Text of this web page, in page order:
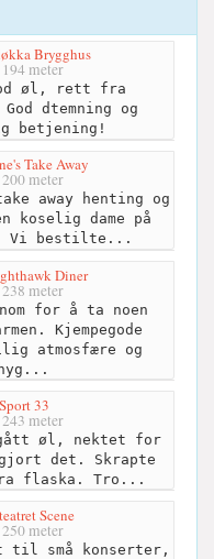
Brygghus
194 meter
øl, rett fra
dtemning og
betjening!
Take Away
200 meter
away henting og
koselig dame på
Vi bestilte...
Diner
238 meter
for å ta noen
Kjempegode
atmosfære og
hyg...
Sport 33
243 meter
øl, nektet for
det. Skrapte
flaska. Tro...
Scene
250 meter
til små konserter,